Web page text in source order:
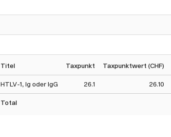
Titel Taxpunkt Taxpunktwert (CHF)
HTLV-1, Ig oder IgG 26.1 26.10
Total